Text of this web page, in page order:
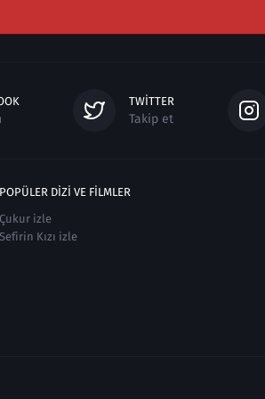
TWITTER
Takip et
POPÜLER DIZI VE FILMLER
Çukur izle
Sefirin Kızı izle